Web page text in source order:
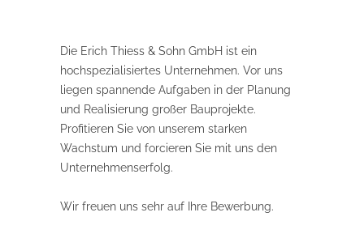
Die Erich Thiess & Sohn GmbH ist ein
hochspezialisiertes Unternehmen. Vor uns
liegen spannende Aufgaben in der Planung
und Realisierung großer Bauprojekte.
Profitieren Sie von unserem starken
Wachstum und forcieren Sie mit uns den
Unternehmenserfolg.
Wir freuen uns sehr auf Ihre Bewerbung.